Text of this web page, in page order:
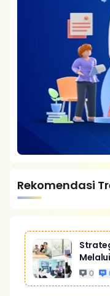
Rekomendasi
Bisnis
0